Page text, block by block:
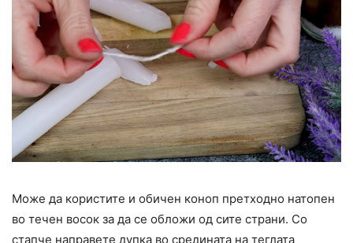
Може да користите и обичен коноп претходно натопен
во течен восок за да се обложи од сите страни. Со
стапче направете дупка во средината на теглата